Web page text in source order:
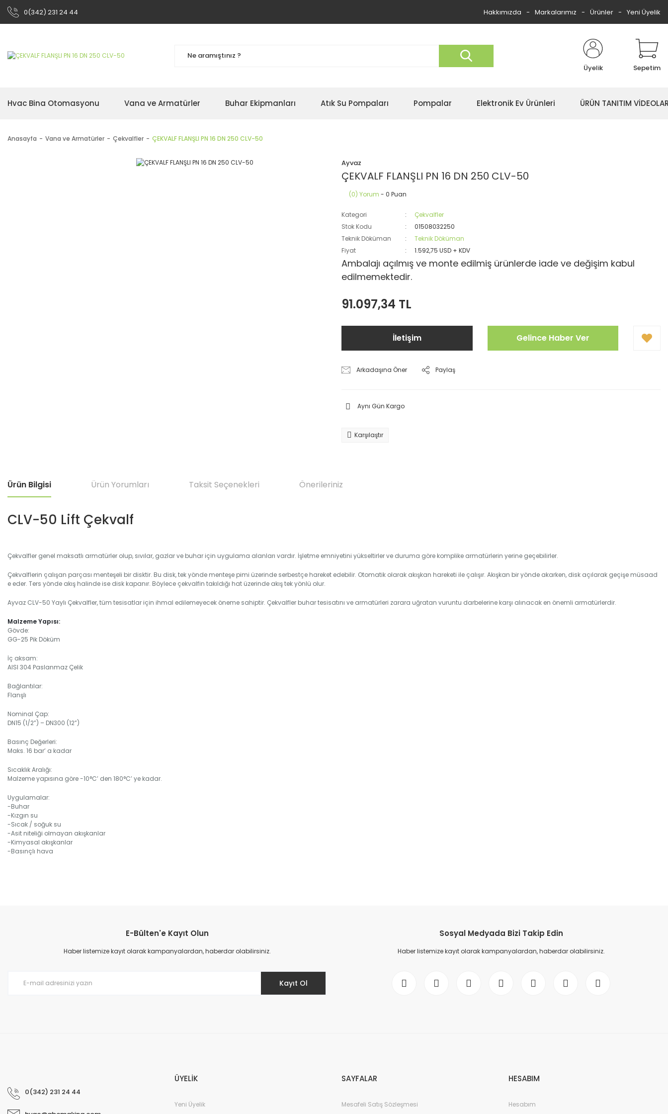
0(342) 231 24 44 Hakkımızda Markalarımız Ürünler Yeni Üyelik
Üyelik Sepetim
Hvac Bina Otomasyonu Vana ve Armatürler Buhar Ekipmanları Atık Su Pompaları Pompalar Elektronik Ev Ürünleri ÜRÜN TANITIM
Anasayfa Vana ve Armatürler Çekvalfler ÇEKVALF FLANŞLI PN 16 DN 250 CLV-50
Ayvaz
ÇEKVALF FLANŞLI PN 16 DN 250 CLV-50
(0) Yorum - 0 Puan
Kategori
Çekvalfler
Stok Kodu
01508032250
Teknik Döküman
Teknik Döküman
Fiyat
1.592,75 USD + KDV
Ambalajı açılmış ve monte edilmiş ürünlerde iade ve değişim kabul
edilmemektedir.
91.097,34 TL
İletişim Gelince Haber Ver
Arkadaşına Öner Paylaş
Aynı Gün Kargo
Karşılaştır
Ürün Bilgisi Ürün Yorumları Taksit Seçenekleri Önerileriniz
CLV-50 Lift Çekvalf
Çekvalfler genel maksatlı armatürler olup, sıvılar, gazlar ve buhar için uygulama alanları vardır. İşletme emniyetini yükseltirler ve duruma göre komplike armatürlerin yerine geçebilirler.
Çekvalflerin çalışan parçası menteşeli bir disktir. Bu disk, tek yönde menteşe pimi üzerinde serbestçe hareket edebilir. Otomatik olarak akışkan hareketi ile çalışır. Akışkan bir yönde akarken, disk açılarak geçişe müsaad
e eder. Ters yönde akış halinde ise disk kapanır. Böylece çekvalfin takıldığı hat üzerinde akış tek yönlü olur.
Ayvaz CLV-50 Yaylı Çekvalfler, tüm tesisatlar için ihmal edilemeyecek öneme sahiptir. Çekvalfler buhar tesisatını ve armatürleri zarara uğratan vuruntu darbelerine karşı alınacak en önemli armatürlerdir.
Malzeme Yapısı:
Gövde:
GG-25 Pik Döküm
İç aksam:
AISI 304 Paslanmaz Çelik
Bağlantılar:
Flanşlı
Nominal Çap:
DN15 (1/2”) – DN300 (12”)
Basınç Değerleri:
Maks. 16 bar’ a kadar
Sıcaklık Aralığı:
Malzeme yapısına göre -10°C’ den 180°C’ ye kadar.
Uygulamalar:
-Buhar
-Kızgın su
-Sıcak / soğuk su
-Asit niteliği olmayan akışkanlar
-Kimyasal akışkanlar
-Basınçlı hava
Ürün resmi kalitesiz, bozuk veya görüntülenemiyor.
Ürün açıklamasında eksik bilgiler bulunuyor.
E-Bülten'e Kayıt Olun
Haber listemize kayıt olarak kampanyalardan, haberdar olabilirsiniz.
Kayıt Ol
Sosyal Medyada Bizi Takip Edin
Haber listemize kayıt olarak kampanyalardan, haberdar olabilirsiniz.
0(342) 231 24 44
ÜYELİK
Yeni Üyelik
SAYFALAR
Mesafeli Satış Sözleşmesi
HESABIM
Hesabım